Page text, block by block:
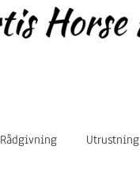
Hoppa
Hoppa
Rådgivning Utrustning